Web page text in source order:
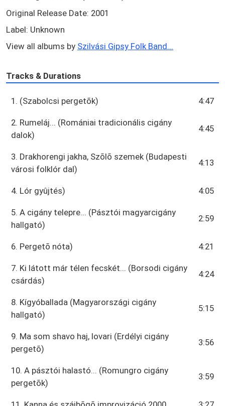
Original Release Date: 2001
Label: Unknown
View all albums by Szilvási Gipsy Folk Band...
Tracks & Durations
1. (Szabolcsi pergetõk) 4:47
2. Rumeláj... (Romániai tradicionális cigány
dalok)
4:45
3. Drakhorengi jakha, Szõlõ szemek (Budapesti
városi folklór dal)
4:13
4. Lór gyûjtés) 4:05
5. A cigány telepre... (Pásztói magyarcigány
hallgató)
2:59
6. Pergetõ nóta) 4:21
7. Ki látott már télen fecskét... (Borsodi cigány
csárdás)
4:24
8. Kígyóballada (Magyarországi cigány
hallgató)
5:15
9. Ma som shavo haj, lovari (Erdélyi cigány
pergetõ)
3:56
10. A pásztói halastó... (Romungro cigány
pergetõk)
3:59